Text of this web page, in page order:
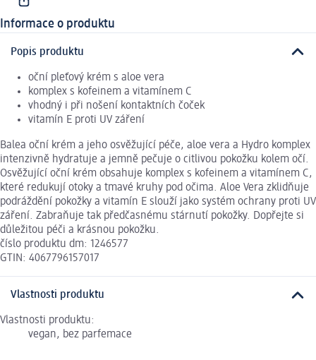
Informace o produktu
Popis produktu
oční pleťový krém s aloe vera
komplex s kofeinem a vitamínem C
vhodný i při nošení kontaktních čoček
vitamín E proti UV záření
Balea oční krém a jeho osvěžující péče, aloe vera a Hydro komplex
intenzivně hydratuje a jemně pečuje o citlivou pokožku kolem očí.
Osvěžující oční krém obsahuje komplex s kofeinem a vitamínem C,
které redukují otoky a tmavé kruhy pod očima. Aloe Vera zklidňuje
podráždění pokožky a vitamín E slouží jako systém ochrany proti UV
záření. Zabraňuje tak předčasnému stárnutí pokožky. Dopřejte si
důležitou péči a krásnou pokožku.
číslo produktu dm: 1246577
GTIN: 4067796157017
Vlastnosti produktu
Vlastnosti produktu:
vegan, bez parfemace